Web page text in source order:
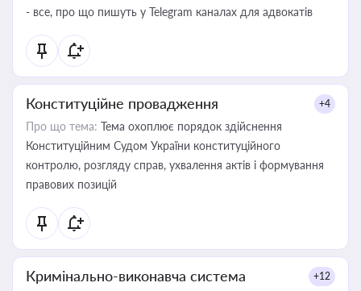
- все, про що пишуть у Telegram каналах для адвокатів
Конституційне провадження +4
Про що тема: Тема охоплює порядок здійснення
Конституційним Судом України конституційного
контролю, розгляду справ, ухвалення актів і формування
правових позицій
Кримінально-виконавча система +12